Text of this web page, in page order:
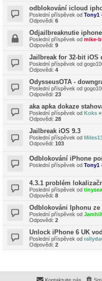
odblokování icloud
Poslední příspěvek od Tony1
Odpovědi: 6
Odjailbreaknutie
Poslední příspěvek od mike-
Odpovědi: 9
Jailbreak for 32-bit iOS
Poslední příspěvek od
Odpovědi: 4
OdysseusOTA -
Poslední příspěvek od
Odpovědi: 23
aka apka dokaze
Poslední příspěvek od Koks «
Odpovědi: 28
Jailbreak iOS 9.3
Poslední příspěvek od
Odpovědi: 103
Odblokování iPhone
Poslední příspěvek od Tony1
4.3.1 problém
Poslední příspěvek od
Odpovědi: 8
Odblokováni Iphonu ze
Poslední příspěvek od Jamhill
Odpovědi: 2
Unlock iPhone 6 UK
Poslední příspěvek od
Odpovědi: 2